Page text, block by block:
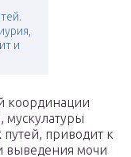
и
координации
мускулатуры
приводит к
выведения мочи